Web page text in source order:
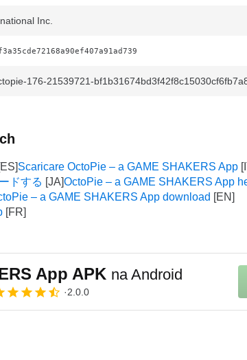
Inc.
176-21539721-
Scaricare OctoPie – a GAME SHAKERS App
ドする
OctoPie – a GAME SHAKERS App
– a GAME SHAKERS App download
App APK na Android
2.0.0